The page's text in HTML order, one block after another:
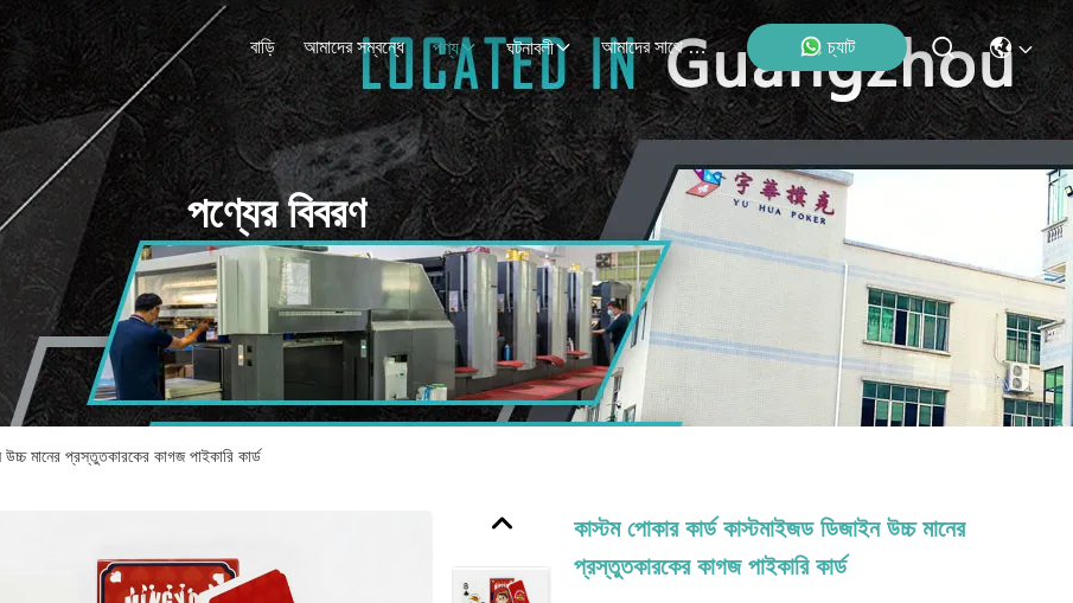
বাড়ি আমাদের সম্বন্ধে পণ্য ঘটনাবলী আমাদের সাথে যোগাযোগ চ্যাট
পণ্যের বিবরণ
মানের প্রস্তুতকারকের কাগজ পাইকারি কার্ড
কাস্টম পোকার কার্ড কাস্টমাইজড ডিজাইন উচ্চ মানের
প্রস্তুতকারকের কাগজ পাইকারি কার্ড